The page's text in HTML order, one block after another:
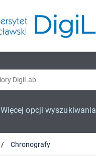
Więcej opcji wyszukiwania
Chronografy